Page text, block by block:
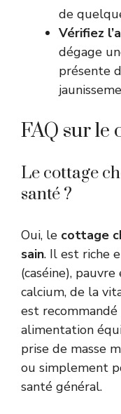
de
Vérifiez
dégage
présente
FAQ sur le
Le cottage
santé ?
Oui, le cottage
sain. Il est riche
(caséine),
calcium, de la
est recommandé
alimentation
prise de masse
ou simplement
santé général.